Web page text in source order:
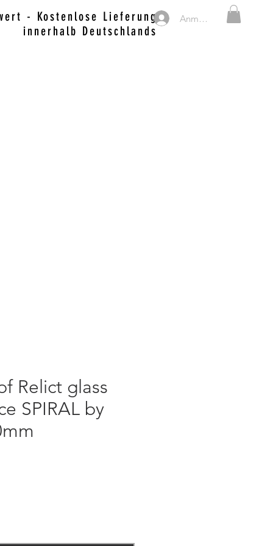
Anmelden
- Kostenlose Lieferung
innerhalb Deutschlands
Relict glass
SPIRAL by